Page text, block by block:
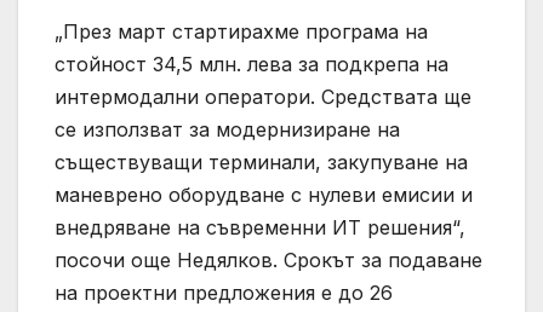
„През март стартирахме програма на
стойност 34,5 млн. лева за подкрепа на
интермодални оператори. Средствата ще
се използват за модернизиране на
съществуващи терминали, закупуване на
маневрено оборудване с нулеви емисии и
внедряване на съвременни ИТ решения“,
посочи още Недялков. Срокът за подаване
на проектни предложения е до 26